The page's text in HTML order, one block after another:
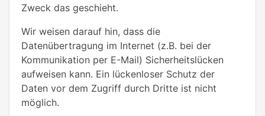
Zweck das geschieht.
Wir weisen darauf hin, dass die
Datenübertragung im Internet (z.B. bei der
Kommunikation per E-Mail) Sicherheitslücken
aufweisen kann. Ein lückenloser Schutz der
Daten vor dem Zugriff durch Dritte ist nicht
möglich.